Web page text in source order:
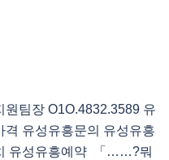
팀장 O1O.4832.3589 유
유성유흥문의 유성유흥
유성유흥예약 「……?뭐